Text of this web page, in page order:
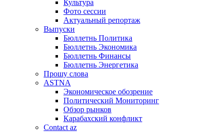
Культура
Фото сессии
Актуальный репортаж
Выпуски
Бюллетнь Политика
Бюллетнь Экономика
Бюллетнь Финансы
Бюллетнь Энергетика
Прошу слова
ASTNA
Экономическое обозрение
Политический Мониторинг
Обзор рынков
Карабахский конфликт
Contact az